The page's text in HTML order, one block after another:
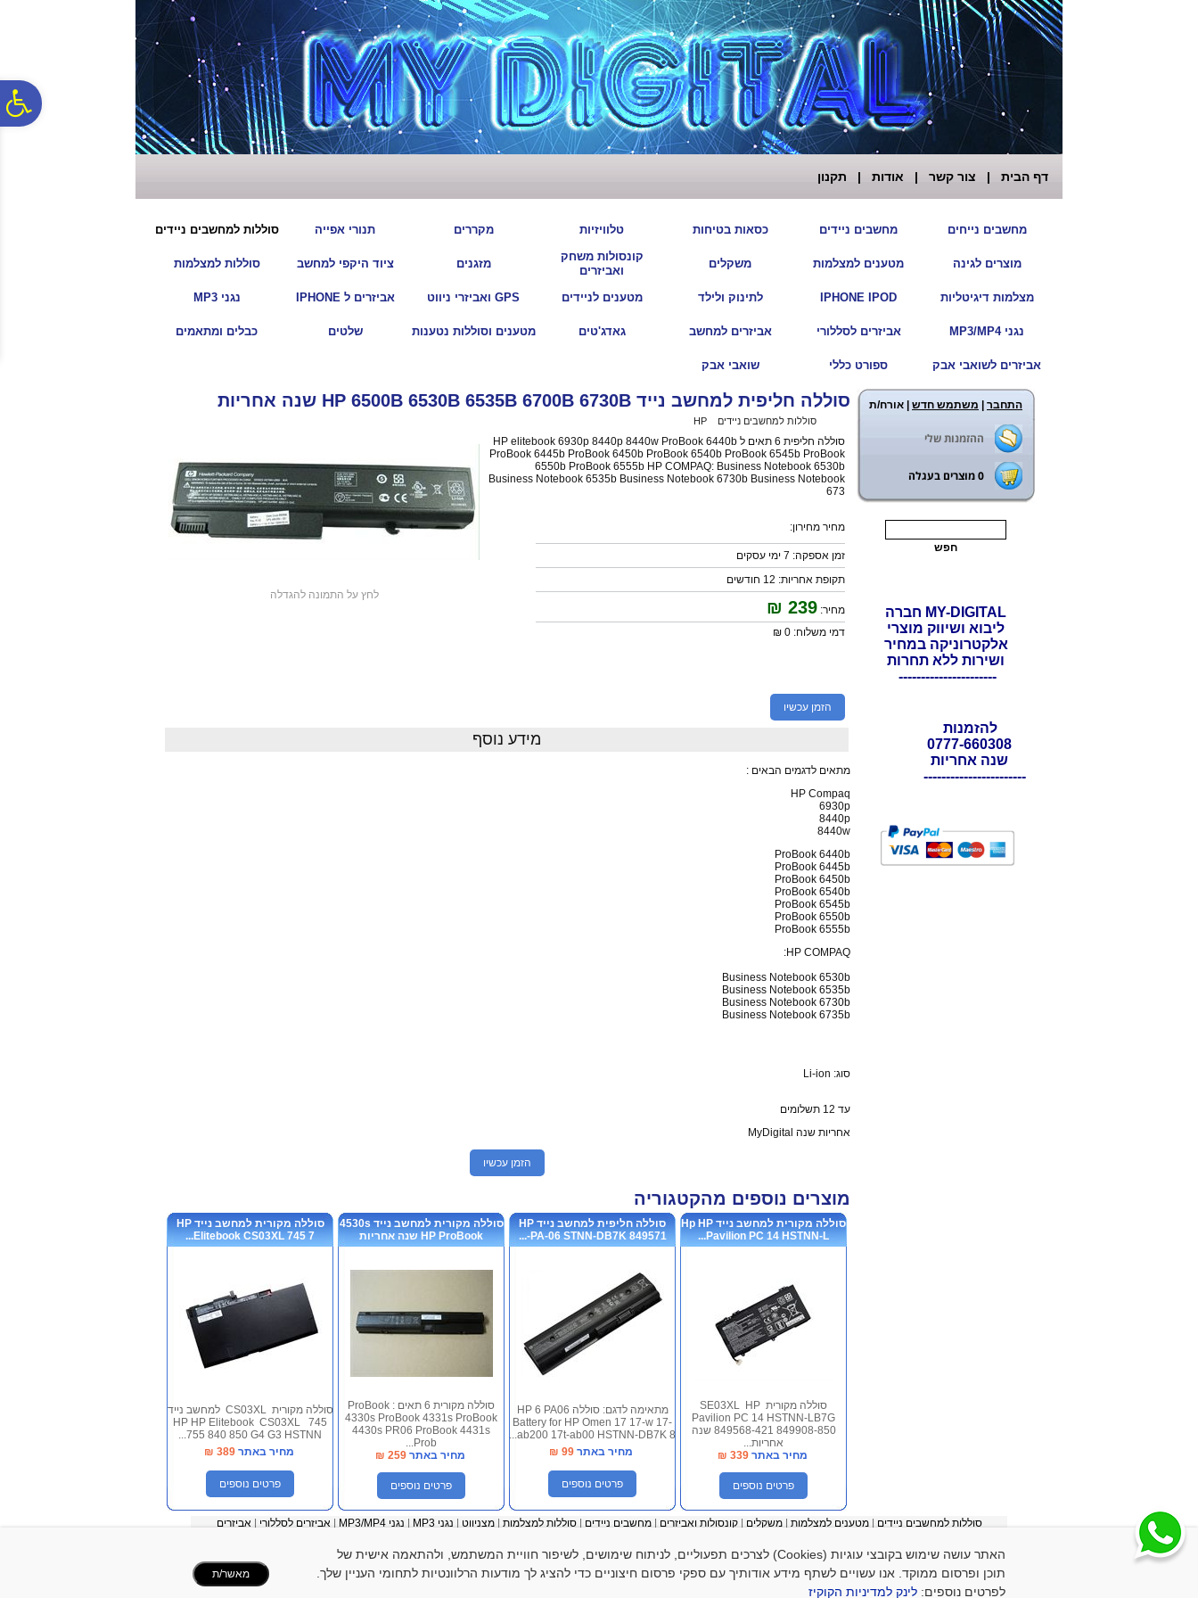
נגישות
אתר
המרכזי
דף הבית | צור קשר | אודות | תקנון
מחשבים נייחים מחשבים ניידים כסאות בטיחות טלוויזיות מקררים תנורי אפייה סוללות למחשבים ניידים
מוצרים לגינה מטענים למצלמות משקלים
קונסולות משחק
ואביזרים
מזגנים ציוד היקפי למחשב סוללות למצלמות
מצלמות דיגיטליות IPHONE IPOD לתינוק ולילד מטענים לניידים GPS ואביזרי ניווט אביזרים ל IPHONE נגני MP3
נגני MP3/MP4 אביזרים לסללורי אביזרים למחשב גאדג'טים מטענים וסוללות נטענות שלטים כבלים ומתאמים
אביזרים לשואבי אבק ספורט כללי שואבי אבק
סוללה חליפית למחשב נייד HP 6500B 6530B 6535B 6700B 6730B שנה אחריות
סוללות למחשבים ניידים HP
סוללה חליפית 6 תאים ל HP elitebook 6930p 8440p 8440w ProBook 6440b
ProBook 6445b ProBook 6450b ProBook 6540b ProBook 6545b ProBook
6550b ProBook 6555b HP COMPAQ: Business Notebook 6530b
Business Notebook 6535b Business Notebook 6730b Business Notebook
673
מחיר מחירון:
זמן אספקה: 7 ימי עסקים
תקופת אחריות: 12 חודשים
מחיר: 239
₪
דמי משלוח: 0 ₪
הזמן עכשיו
לחץ על התמונה להגדלה
מידע נוסף
מתאים לדגמים הבאים :
HP Compaq
6930p
8440p
8440w
ProBook 6440b
ProBook 6445b
ProBook 6450b
ProBook 6540b
ProBook 6545b
ProBook 6550b
ProBook 6555b
HP COMPAQ:
Business Notebook 6530b
Business Notebook 6535b
Business Notebook 6730b
Business Notebook 6735b
סוג: Li-ion
עד 12 תשלומים
אחריות שנה MyDigital
הזמן עכשיו
מוצרים נוספים מהקטגוריה
סוללה מקורית למחשב נייד Hp HP
Pavilion PC 14 HSTNN-L...
סוללה מקורית SE03XL HP
Pavilion PC 14 HSTNN-LB7G
849568-421 849908-850 שנה
אחריות...
מחיר באתר 339
₪
פרטים נוספים
סוללה חליפית למחשב נייד HP
PA-06 STNN-DB7K 849571-...
מתאימה לדגם: סוללה HP 6 PA06
Battery for HP Omen 17 17-w 17-
ab200 17t-ab00 HSTNN-DB7K 8...
מחיר באתר 99
₪
פרטים נוספים
סוללה מקורית למחשב נייד 4530s
HP ProBook שנה אחריות
סוללה מקורית 6 תאים : ProBook
4330s ProBook 4331s ProBook
4430s PR06 ProBook 4431s
Prob...
מחיר באתר 259
₪
פרטים נוספים
סוללה מקורית למחשב נייד HP
Elitebook CS03XL 745 7...
סוללה מקורית CS03XL למחשב נייד
HP HP Elitebook CS03XL 745
755 840 850 G4 G3 HSTNN...
מחיר באתר 389
₪
פרטים נוספים
התחבר משתמש חדש | אורח/ת
ההזמנות שלי
0מוצרים בעגלה
MY-DIGITAL חברה
ליבוא ושיווק מוצרי
אלקטרוניקה במחיר
ושירות ללא תחרות
----------------------
להזמנות
0777-660308
שנה אחריות
-----------------------
סוללות למחשבים ניידים |מטענים למצלמות |משקלים |קונסולות ואביזרים |מחשבים ניידים |סוללות למצלמות |מצניווט נגני MP3 נגני MP3/MP4 |אביזרים לסללורי |אביזרים
למות דיגיטליות |
IPHONE IPOD מטענים לניידים
הצהרת נגישות
האתר עושה שימוש בקובצי עוגיות (Cookies) לצרכים תפעוליים, לניתוח שימושים, לשיפור חוויית המשתמש, ולהתאמה אישית של
תוכן ופרסום ממוקד. אנו עשויים לשתף מידע אודותיך עם ספקי פרסום חיצוניים כדי להציג לך מודעות הרלוונטיות לתחומי העניין שלך.
לפרטים נוספים: לינק למדיניות הקוקיז
מאשר/ת